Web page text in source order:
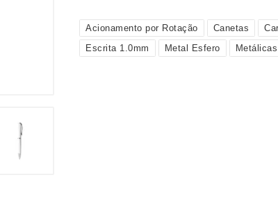
Acionamento por Rotação Canetas
Escrita 1.0mm
Metal Esfero Metálicas